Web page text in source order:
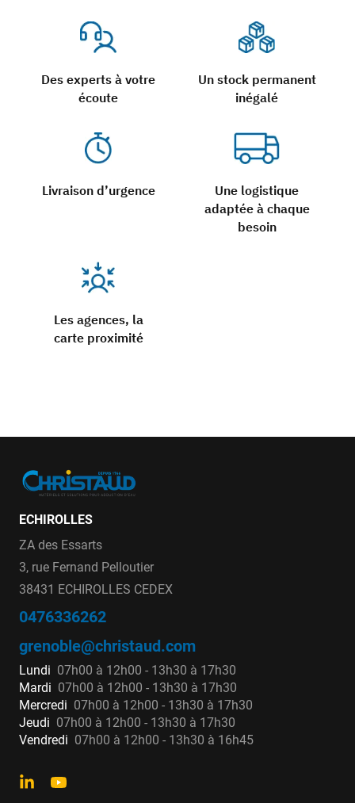
Des experts à votre
écoute
Un stock permanent
inégalé
Livraison d’urgence
Une logistique
adaptée à chaque
besoin
Les agences, la
carte proximité
ECHIROLLES
ZA des Essarts
3, rue Fernand Pelloutier
38431 ECHIROLLES CEDEX
0476336262
grenoble@christaud.com
Lundi 07h00 à 12h00 - 13h30 à 17h30
Mardi 07h00 à 12h00 - 13h30 à 17h30
Mercredi 07h00 à 12h00 - 13h30 à 17h30
Jeudi 07h00 à 12h00 - 13h30 à 17h30
Vendredi 07h00 à 12h00 - 13h30 à 16h45